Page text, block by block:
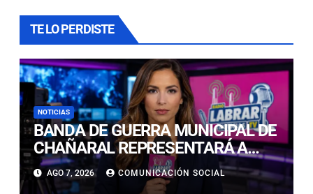
TE LO PERDISTE
NOTICIAS
BANDA DE GUERRA MUNICIPAL DE
CHAÑARAL REPRESENTARÁ A
ATACAMA EN EL CAMPEONATO
NACIONAL ESCOLAR
AGO 7, 2026 COMUNICACIÓN SOCIAL